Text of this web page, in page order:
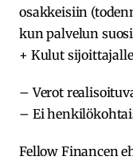
osakkeisiin
kun palvelun
+ Kulut
– Verot
– Ei
Fellow Financen